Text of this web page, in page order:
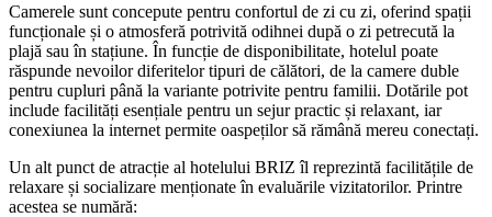
Camerele sunt concepute pentru confortul de zi cu zi, oferind spații
funcționale și o atmosferă potrivită odihnei după o zi petrecută la
plajă sau în stațiune. În funcție de disponibilitate, hotelul poate
răspunde nevoilor diferitelor tipuri de călători, de la camere duble
pentru cupluri până la variante potrivite pentru familii. Dotările pot
include facilități esențiale pentru un sejur practic și relaxant, iar
conexiunea la internet permite oaspeților să rămână mereu conectați.
Un alt punct de atracție al hotelului BRIZ îl reprezintă facilitățile de
relaxare și socializare menționate în evaluările vizitatorilor. Printre
acestea se numără: